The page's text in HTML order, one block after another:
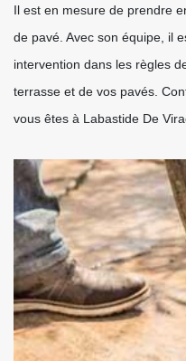
Il est en mesure de prendre
de pavé. Avec son équipe, il
intervention dans les règles
terrasse et de vos pavés.
vous êtes à Labastide De